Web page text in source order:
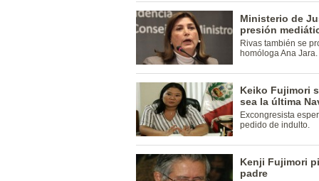
Ministerio de
presión
Rivas también se
homóloga Ana Jara.
Keiko Fujimori
sea la última
Excongresista
pedido de indulto.
Kenji Fujimori
padre